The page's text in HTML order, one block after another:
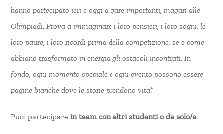
hanno partecipato ieri e oggi a gare importanti, magari alle
Olimpiadi. Prova a immaginare i loro pensieri, i loro sogni, le
loro paure, i loro ricordi prima della competizione, se e come
abbiano trasformato in energia gli ostacoli incontrati. In
fondo, ogni momento speciale e ogni evento possono essere
pagine bianche dove le storie prendono vita.”
Puoi parteciparein team con altri studenti o da solo/a.